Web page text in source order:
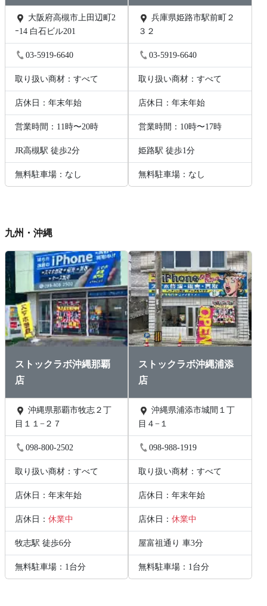
ｰ14 白石ビル201
03-5919-6640
取り扱い商材：すべて
店休日：年末年始
営業時間：11時〜20時
JR高槻駅 徒歩2分
無料駐車場：なし
兵庫県姫路市駅前町２
３２
03-5919-6640
取り扱い商材：すべて
店休日：年末年始
営業時間：10時〜17時
姫路駅 徒歩1分
無料駐車場：なし
九州・沖縄
ストックラボ沖縄那覇
店
目１１−２７
098-800-2502
取り扱い商材：すべて
店休日：年末年始
店休日： 休業中
牧志駅 徒歩6分
無料駐車場：1台分
ストックラボ沖縄浦添
店
沖縄県浦添市城間１丁
目４−１
098-988-1919
取り扱い商材：すべて
店休日：年末年始
店休日：休業中
屋富祖通り 車3分
無料駐車場：1台分